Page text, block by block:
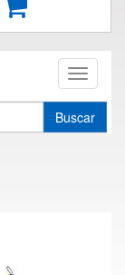
Toggle
Buscar